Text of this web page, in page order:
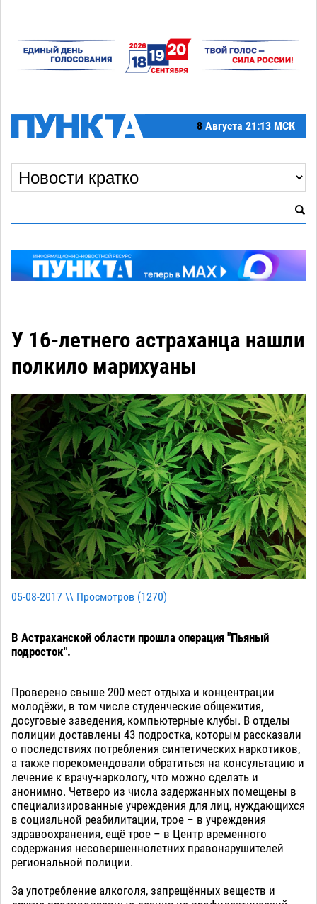
8 Августа 21:13 МСК
У 16-летнего астраханца нашли
полкило марихуаны
05-08-2017 \\ Просмотров (1270)
В Астраханской области прошла операция "Пьяный
подросток".
Проверено свыше 200 мест отдыха и концентрации
молодёжи, в том числе студенческие общежития,
досуговые заведения, компьютерные клубы. В отделы
полиции доставлены 43 подростка, которым рассказали
о последствиях потребления синтетических наркотиков,
а также порекомендовали обратиться на консультацию и
лечение к врачу-наркологу, что можно сделать и
анонимно. Четверо из числа задержанных помещены в
специализированные учреждения для лиц, нуждающихся
в социальной реабилитации, трое – в учреждения
здравоохранения, ещё трое – в Центр временного
содержания несовершеннолетних правонарушителей
региональной полиции.
За употребление алкоголя, запрещённых веществ и